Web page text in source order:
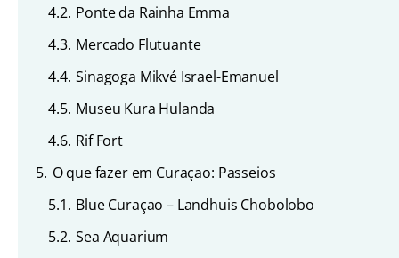
4.2. Ponte da Rainha Emma
4.3. Mercado Flutuante
4.4. Sinagoga Mikvé Israel-Emanuel
4.5. Museu Kura Hulanda
4.6. Rif Fort
5. O que fazer em Curaçao: Passeios
5.1. Blue Curaçao – Landhuis Chobolobo
5.2. Sea Aquarium